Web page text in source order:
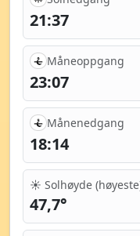
21:37
Måneoppgang
23:07
Månenedgang
18:14
☀️ Solhøyde
47,7°